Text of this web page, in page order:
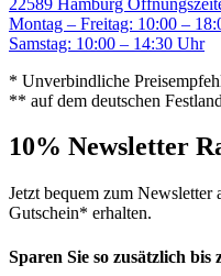
Montag – Freitag: 10:00 –
Samstag: 10:00 – 14:30 Uhr
* Unverbindliche
** auf dem deutschen
10% Newsletter
Jetzt bequem zum Newsletter
Gutschein* erhalten.
Sparen Sie so zusätzlich bis